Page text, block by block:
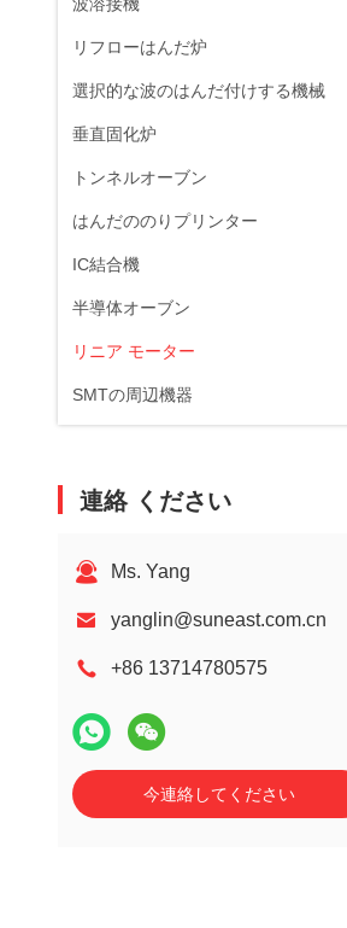
リフローはんだ炉
選択的な波のはんだ付けする機械
垂直固化炉
トンネルオーブン
はんだののりプリンター
IC結合機
半導体オーブン
リニア モーター
SMTの周辺機器
連絡 ください
Ms. Yang
yanglin@suneast.com.cn
+86 13714780575
今連絡してください